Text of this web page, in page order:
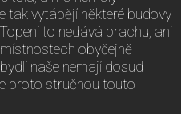
tak vytápějí některé budovy
to nedává prachu, ani
obyčejně
naše nemají dosud
proto stručnou touto